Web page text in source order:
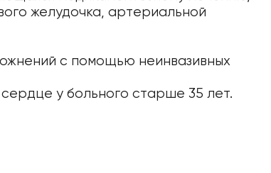
желудочка, артериальной
с помощью неинвазивных
у больного старше 35 лет.